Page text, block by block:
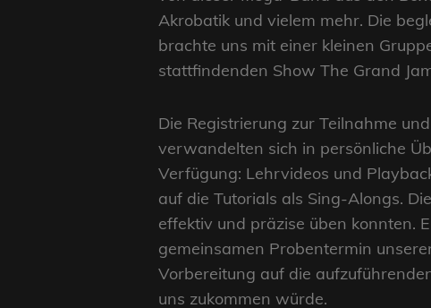
Akrobatik und vielem mehr. Die
brachte uns mit einer kleinen
stattfindenden Show The Grand
Die Registrierung zur Teilnahme
verwandelten sich in persönliche
Verfügung: Lehrvideos und
auf die Tutorials als Sing-Alongs.
effektiv und präzise üben konnten.
gemeinsamen Probentermin
Vorbereitung auf die
uns zukommen würde.